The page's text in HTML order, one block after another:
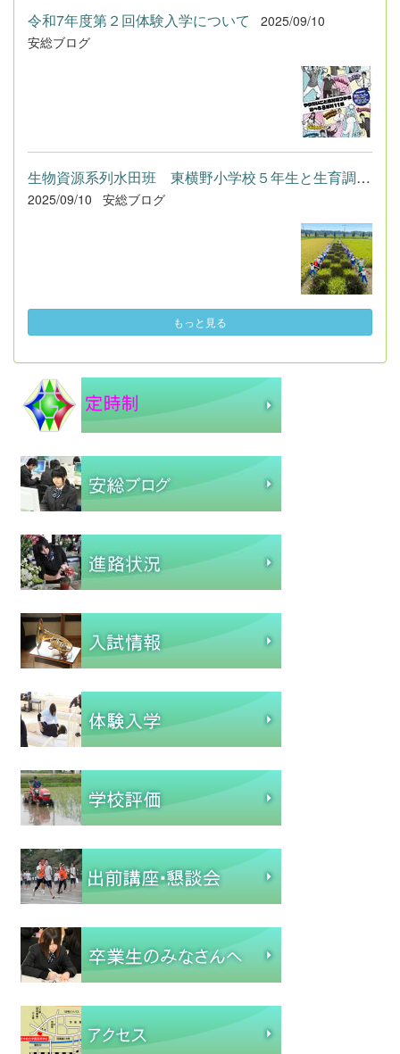
令和7年度第２回体験入学について
2025/09/10
安総ブログ
生物資源系列水田班 東横野小学校５年生と生育調査会をしました。
2025/09/10 安総ブログ
もっと見る